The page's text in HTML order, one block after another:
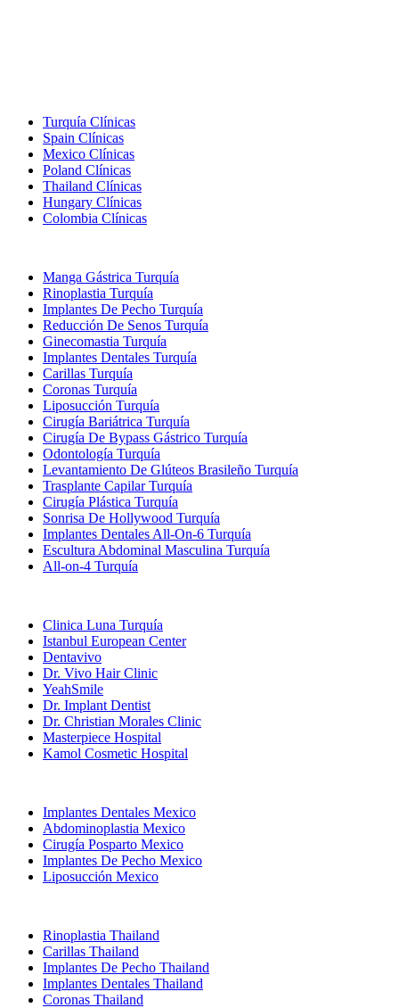
Turquía Clínicas
Spain Clínicas
Mexico Clínicas
Poland Clínicas
Thailand Clínicas
Hungary Clínicas
Colombia Clínicas
Manga Gástrica Turquía
Rinoplastia Turquía
Implantes De Pecho Turquía
Reducción De Senos Turquía
Ginecomastia Turquía
Implantes Dentales Turquía
Carillas Turquía
Coronas Turquía
Liposucción Turquía
Cirugía Bariátrica Turquía
Cirugía De Bypass Gástrico Turquía
Odontología Turquía
Levantamiento De Glúteos Brasileño Turquía
Trasplante Capilar Turquía
Cirugía Plástica Turquía
Sonrisa De Hollywood Turquía
Implantes Dentales All-On-6 Turquía
Escultura Abdominal Masculina Turquía
All-on-4 Turquía
Clinica Luna Turquía
Istanbul European Center
Dentavivo
Dr. Vivo Hair Clinic
YeahSmile
Dr. Implant Dentist
Dr. Christian Morales Clinic
Masterpiece Hospital
Kamol Cosmetic Hospital
Implantes Dentales Mexico
Abdominoplastia Mexico
Cirugía Posparto Mexico
Implantes De Pecho Mexico
Liposucción Mexico
Rinoplastia Thailand
Carillas Thailand
Implantes De Pecho Thailand
Implantes Dentales Thailand
Coronas Thailand